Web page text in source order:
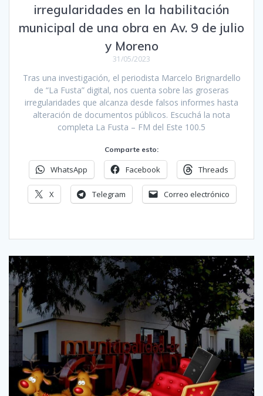
irregularidades en la habilitación
municipal de una obra en Av. 9 de julio
y Moreno
31/05/2023
Tras una investigación, el periodista Marcelo Brignardello
de “La Fusta” digital, nos cuenta sobre las groseras
irregularidades que alcanza desde falsos informes hasta
alteración de documentos públicos. Escuchá la nota
completa La Fusta – FM del Este 100.5
Comparte esto:
WhatsApp Facebook Threads
X Telegram Correo electrónico